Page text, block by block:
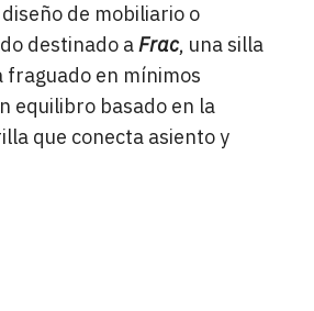
de mobiliario o
destinado aFrac, una silla
fraguado en mínimos
equilibro basado en la
que conecta asiento y